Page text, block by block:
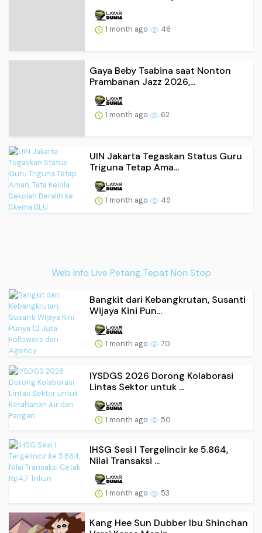
1 month ago 46
Gaya Beby Tsabina saat Nonton
Prambanan Jazz 2026,...
1 month ago 62
UIN Jakarta Tegaskan Status Guru
Triguna Tetap Ama...
1 month ago 49
Web Info Live Petang Tepat Non Stop
Bangkit dari Kebangkrutan, Susanti
Wijaya Kini Pun...
1 month ago 70
IYSDGS 2026 Dorong Kolaborasi
Lintas Sektor untuk ...
1 month ago 50
IHSG Sesi I Tergelincir ke 5.864,
Nilai Transaksi ...
1 month ago 53
Kang Hee Sun Dubber Ibu Shinchan